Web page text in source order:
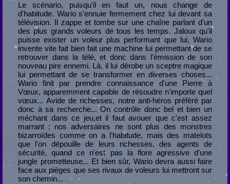
Le scénario, puisqu'il en faut un, nous change de
d'habitude. Wario s’ennuie fermement chez lui devant sa
télévision. Il zappe et tombe sur une chaîne parlant d'un
des plus grands voleurs de tous les temps. Jaloux qu'il
puisse exister un voleur plus performant que lui, Wario
invente vite fait bien fait une machine lui permettant de se
retrouver dans la télé, et donc dans l'émission de son
nouveau pire ennemi. Là, il lui dérobe un sceptre magique
lui permettant de se transformer en diverses choses...
Wario finit par prendre connaissance d'une Pierre à
Vœux, apparemment capable de résoudre n'importe quel
vœux... Avide de richesses, notre anti-héros préféré par
donc à sa recherche... On contrôle donc bel et bien un
méchant dans ce jeu,et il faut avouer que c'est assez
marrant : nos adversaires ne sont plus des monstres
bizarroïdes comme on a l'habitude, mais des matelots
que l'on dépouille de leurs richesses, des agents de
sécurité, quand ce n'est pas la flore agressive d'une
jungle prometteuse... Et bien sûr, Wario devra aussi faire
face aux pièges que ses rivaux de voleurs lui mettront sur
son chemin...